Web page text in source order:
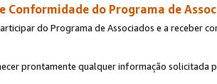
Conformidade do Programa de
do Programa de Associados e a receber
prontamente qualquer informação solicitada